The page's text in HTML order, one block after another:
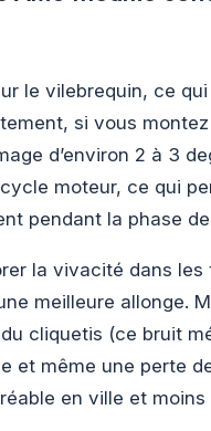
le vilebrequin, ce
si vous
d’environ 2 à 3
moteur, ce qui
pendant la phase
la vivacité dans
meilleure allonge.
cliquetis (ce bruit
et même une perte
en ville et